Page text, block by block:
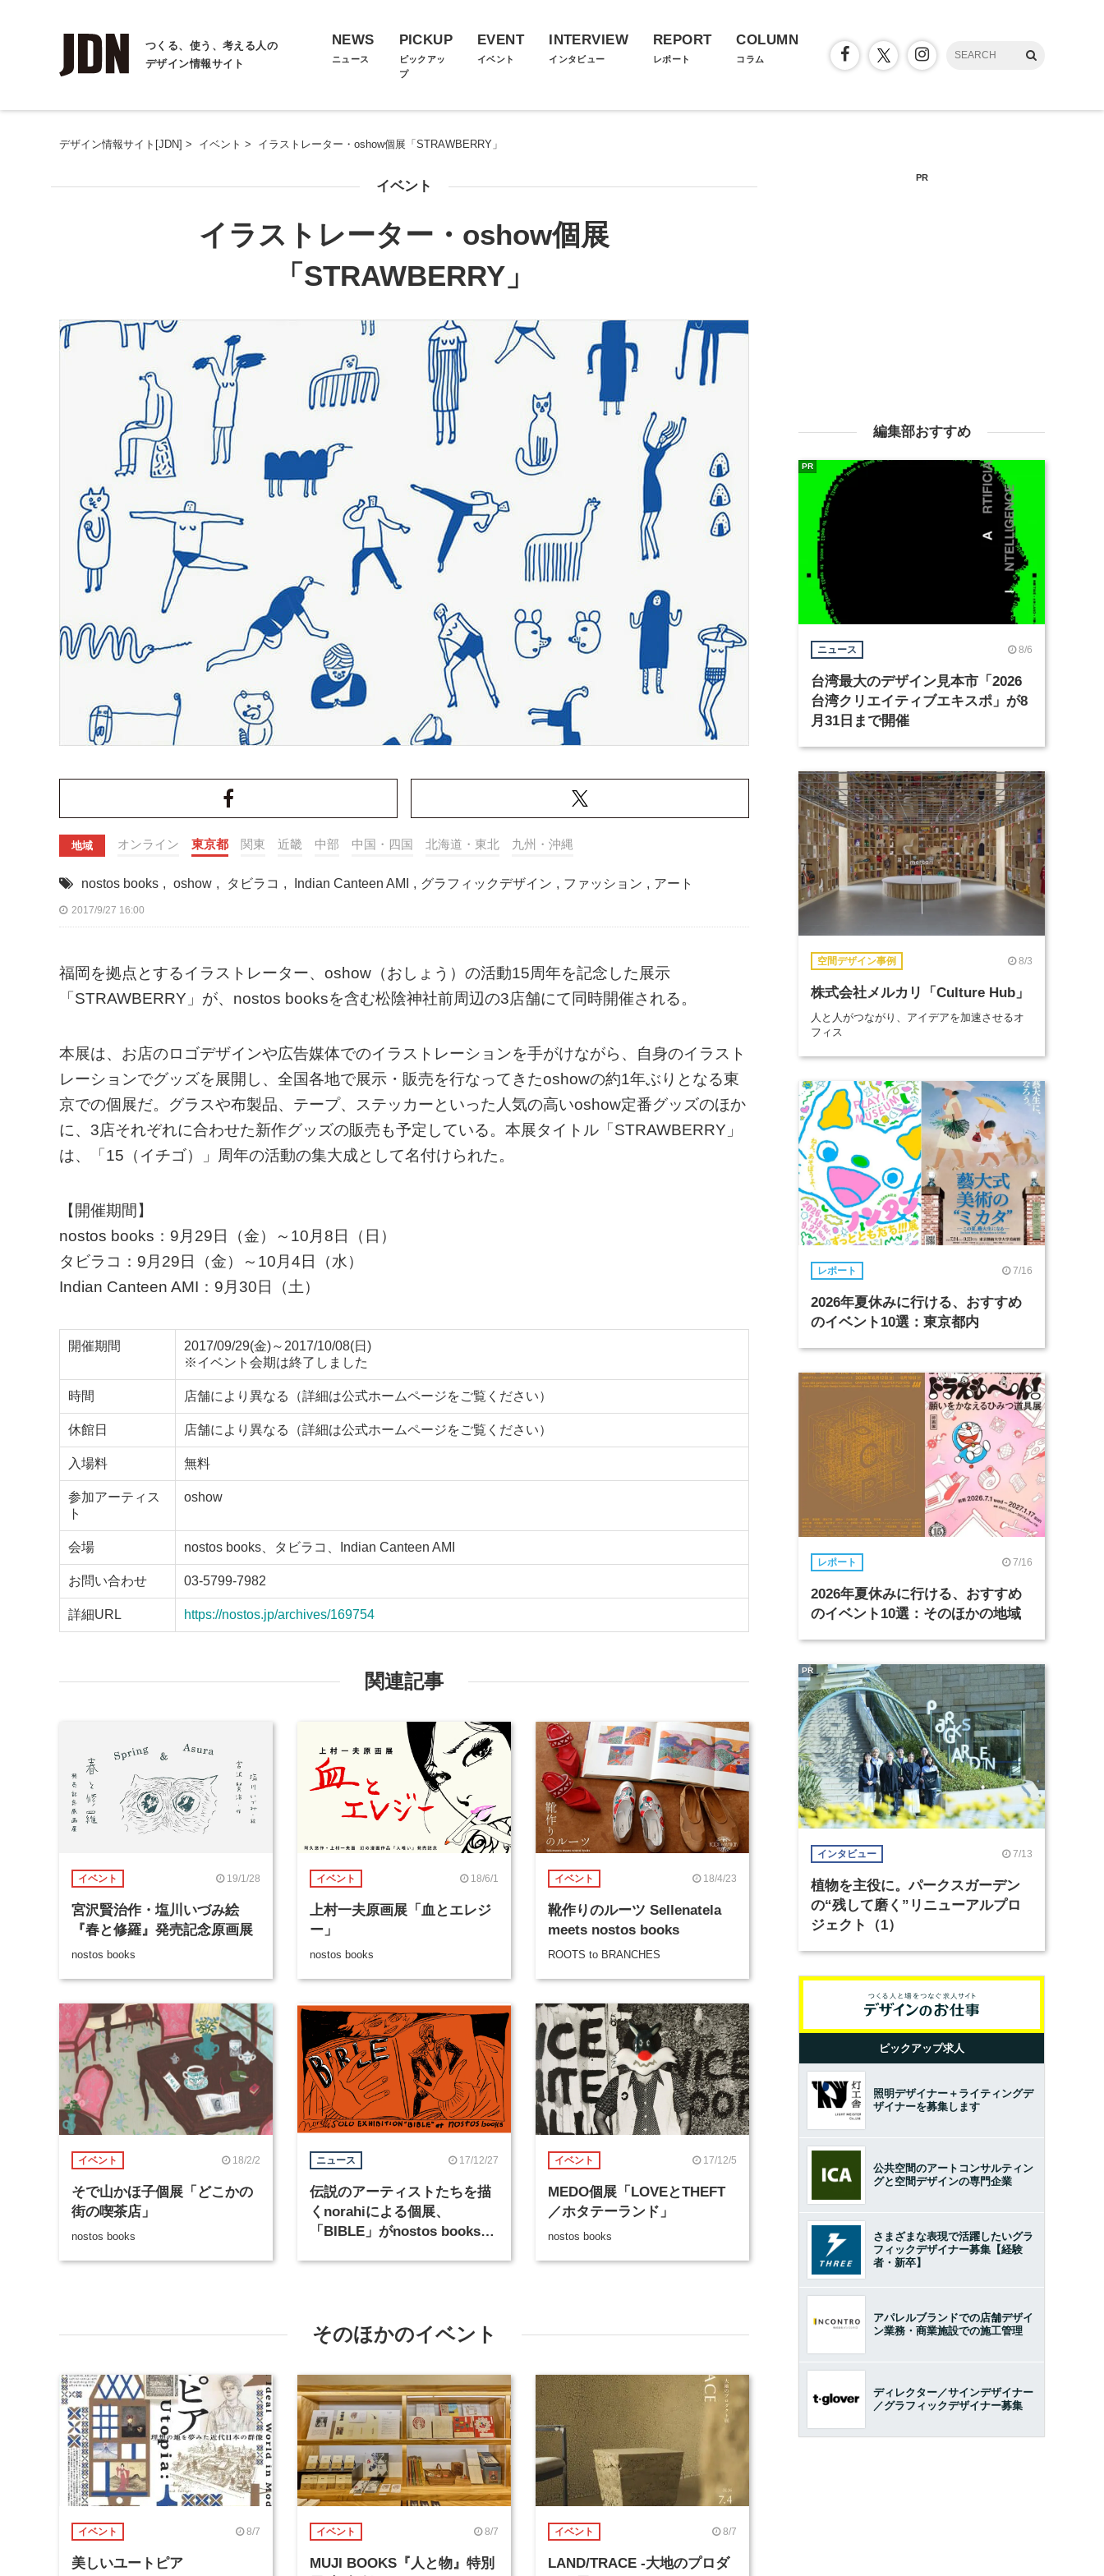
つくる、使う、考える人の
デザイン情報サイト
NEWS
ニュース
PICKUP
ピックアッ
プ
EVENT
イベント
INTERVIEW
インタビュー
REPORT
レポート
COLUMN
コラム
デザイン情報サイト[JDN] > イベント > イラストレーター・oshow個展「STRAWBERRY」
イベント
イラストレーター・oshow個展
「STRAWBERRY」
地域 オンライン 東京都 関東 近畿 中部 中国・四国 北海道・東北 九州・沖縄
nostos books , oshow , タビラコ , Indian Canteen AMI , グラフィックデザイン , ファッション , アート
2017/9/27 16:00
福岡を拠点とするイラストレーター、oshow（おしょう）の活動15周年を記念した展示
「STRAWBERRY」が、nostos booksを含む松陰神社前周辺の3店舗にて同時開催される。
本展は、お店のロゴデザインや広告媒体でのイラストレーションを手がけながら、自身のイラスト
レーションでグッズを展開し、全国各地で展示・販売を行なってきたoshowの約1年ぶりとなる東
京での個展だ。グラスや布製品、テープ、ステッカーといった人気の高いoshow定番グッズのほか
に、3店それぞれに合わせた新作グッズの販売も予定している。本展タイトル「STRAWBERRY」
は、「15（イチゴ）」周年の活動の集大成として名付けられた。
【開催期間】
nostos books：9月29日（金）～10月8日（日）
タビラコ：9月29日（金）～10月4日（水）
Indian Canteen AMI：9月30日（土）
開催期間
2017/09/29(金)～2017/10/08(日)
※イベント会期は終了しました
時間 店舗により異なる（詳細は公式ホームページをご覧ください）
休館日 店舗により異なる（詳細は公式ホームページをご覧ください）
入場料 無料
参加アーティス
ト
oshow
会場 nostos books、タビラコ、Indian Canteen AMI
お問い合わせ 03-5799-7982
詳細URL https://nostos.jp/archives/169754
関連記事
イベント 19/1/28
宮沢賢治作・塩川いづみ絵
『春と修羅』発売記念原画展
nostos books
イベント 18/6/1
上村一夫原画展「血とエレジ
ー」
nostos books
イベント 18/4/23
靴作りのルーツ Sellenatela
meets nostos books
ROOTS to BRANCHES
イベント 18/2/2
そで山かほ子個展「どこかの
街の喫茶店」
nostos books
ニュース 17/12/27
伝説のアーティストたちを描
くnorahiによる個展、
「BIBLE」がnostos booksで
イベント 17/12/5
MEDO個展「LOVEとTHEFT
／ホタテーランド」
nostos books
そのほかのイベント
イベント 8/7
美しいユートピア
イベント 8/7
MUJI BOOKS『人と物』特別
イベント 8/7
LAND/TRACE -大地のプロダ
PR
編集部おすすめ
ニュース 8/6
台湾最大のデザイン見本市「2026
台湾クリエイティブエキスポ」が8
月31日まで開催
PR
空間デザイン事例 8/3
株式会社メルカリ「Culture Hub」
人と人がつながり、アイデアを加速させるオ
フィス
レポート 7/16
2026年夏休みに行ける、おすすめ
のイベント10選：東京都内
レポート 7/16
2026年夏休みに行ける、おすすめ
のイベント10選：そのほかの地域
インタビュー 7/13
植物を主役に。パークスガーデン
の“残して磨く”リニューアルプロ
ジェクト（1）
PR
ピックアップ求人
照明デザイナー＋ライティングデ
ザイナーを募集します
公共空間のアートコンサルティン
グと空間デザインの専門企業
さまざまな表現で活躍したいグラ
フィックデザイナー募集【経験
者・新卒】
アパレルブランドでの店舗デザイ
ン業務・商業施設での施工管理
ディレクター／サインデザイナー
／グラフィックデザイナー募集